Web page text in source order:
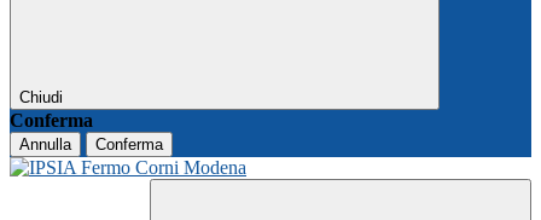
Chiudi
Conferma
Annulla Conferma